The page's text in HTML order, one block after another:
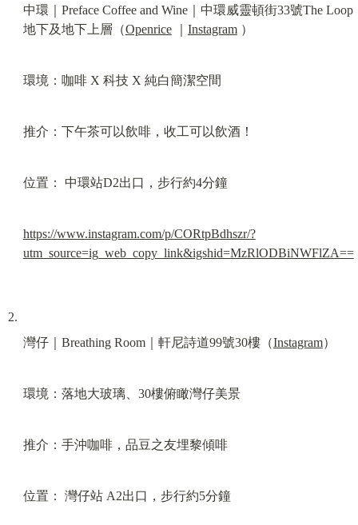
中環｜Preface Coffee and Wine｜中環威靈頓街33號The Loop
地下及地下上層（Openrice ｜ Instagram ）
環境：咖啡 X 科技 X 純白簡潔空間
推介：下午茶可以飲啡，收工可以飲酒！
位置： 中環站D2出口，步行約4分鐘
https://www.instagram.com/p/CORtpBdhszr/?
utm_source=ig_web_copy_link&igshid=MzRlODBiNWFlZA==
灣仔｜Breathing Room｜軒尼詩道99號30樓（Instagram）
環境：落地大玻璃、30樓俯瞰灣仔美景
推介：手沖咖啡，品豆之友埋黎傾啡
位置： 灣仔站 A2出口，步行約5分鐘